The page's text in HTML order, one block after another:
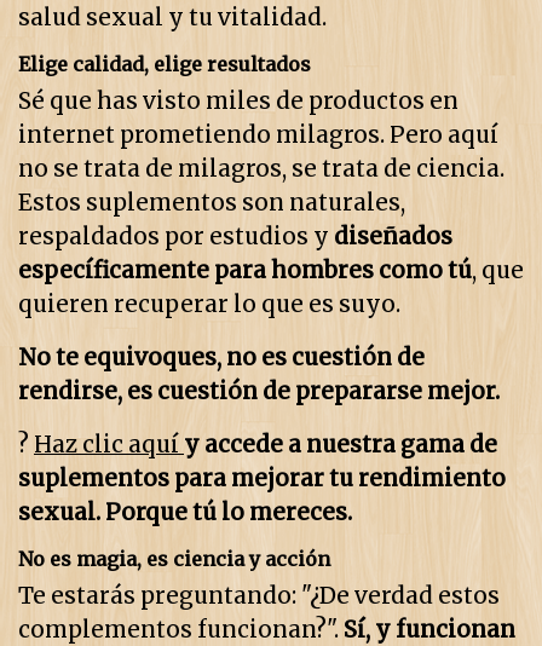
salud sexual y tu vitalidad.
Elige calidad, elige resultados
Sé que has visto miles de productos en
internet prometiendo milagros. Pero aquí
no se trata de milagros, se trata de ciencia.
Estos suplementos son naturales,
respaldados por estudios y diseñados
específicamente para hombres como tú, que
quieren recuperar lo que es suyo.
No te equivoques, no es cuestión de
rendirse, es cuestión de prepararse mejor.
? Haz clic aquí y accede a nuestra gama de
suplementos para mejorar tu rendimiento
sexual. Porque tú lo mereces.
No es magia, es ciencia y acción
Te estarás preguntando: "¿De verdad estos
complementos funcionan?". Sí, y funcionan